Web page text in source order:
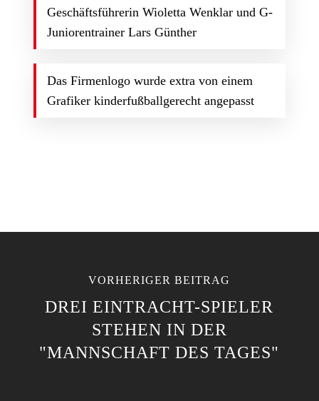
Geschäftsführerin Wioletta Wenklar und G-
Juniorentrainer Lars Günther
Das Firmenlogo wurde extra von einem
Grafiker kinderfußballgerecht angepasst
VORHERIGER BEITRAG
DREI EINTRACHT-SPIELER
STEHEN IN DER
"MANNSCHAFT DES TAGES"